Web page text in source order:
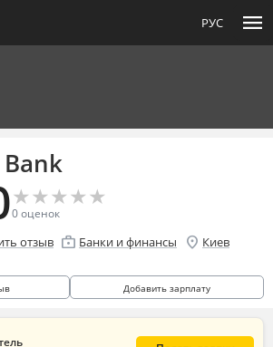
РУС menu
Bank
★
★★
★★
★★
★★
★
0оценок
отзыв enterprise Банки и финансы location_on Киев
Добавить зарплату